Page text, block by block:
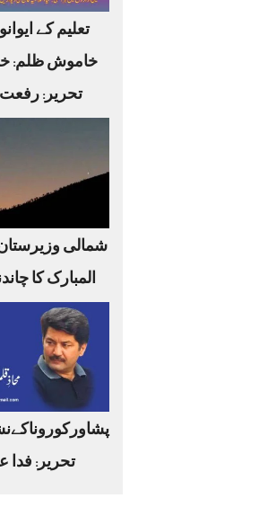
تعلیم کے
خاموش ظلم:
تحریر:
شمالی
المبارک کا
تحریر: فدا